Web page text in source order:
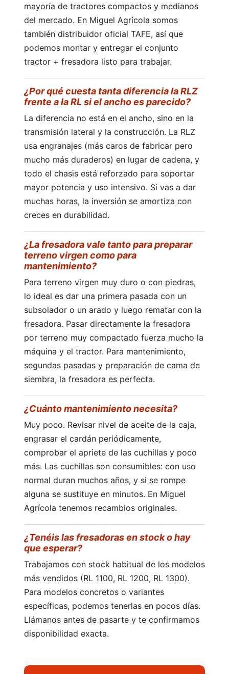
mayoría de tractores compactos y medianos
del mercado. En Miguel Agrícola somos
también distribuidor oficial TAFE, así que
podemos montar y entregar el conjunto
tractor + fresadora listo para trabajar.
¿Por qué cuesta tanta diferencia la RLZ
frente a la RL si el ancho es parecido?
La diferencia no está en el ancho, sino en la
transmisión lateral y la construcción. La RLZ
usa engranajes (más caros de fabricar pero
mucho más duraderos) en lugar de cadena, y
todo el chasis está reforzado para soportar
mayor potencia y uso intensivo. Si vas a dar
muchas horas, la inversión se amortiza con
creces en durabilidad.
¿La fresadora vale tanto para preparar
terreno virgen como para
mantenimiento?
Para terreno virgen muy duro o con piedras,
lo ideal es dar una primera pasada con un
subsolador o un arado y luego rematar con la
fresadora. Pasar directamente la fresadora
por terreno muy compactado fuerza mucho la
máquina y el tractor. Para mantenimiento,
segundas pasadas y preparación de cama de
siembra, la fresadora es perfecta.
¿Cuánto mantenimiento necesita?
Muy poco. Revisar nivel de aceite de la caja,
engrasar el cardán periódicamente,
comprobar el apriete de las cuchillas y poco
más. Las cuchillas son consumibles: con uso
normal duran muchos años, y si se rompe
alguna se sustituye en minutos. En Miguel
Agrícola tenemos recambios originales.
¿Tenéis las fresadoras en stock o hay
que esperar?
Trabajamos con stock habitual de los modelos
más vendidos (RL 1100, RL 1200, RL 1300).
Para modelos concretos o variantes
específicas, podemos tenerlas en pocos días.
Llámanos antes de pasarte y te confirmamos
disponibilidad exacta.